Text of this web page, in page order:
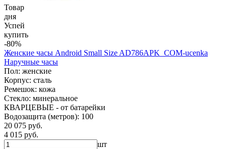
Товар
дня
Успей
купить
-80%
Женские часы Android Small Size AD786APK_COM-ucenka
Наручные часы
Пол: женские
Корпус: сталь
Ремешок: кожа
Стекло: минеральное
КВАРЦЕВЫЕ - от батарейки
Водозащита (метров): 100
20 075 руб.
4 015 руб.
шт